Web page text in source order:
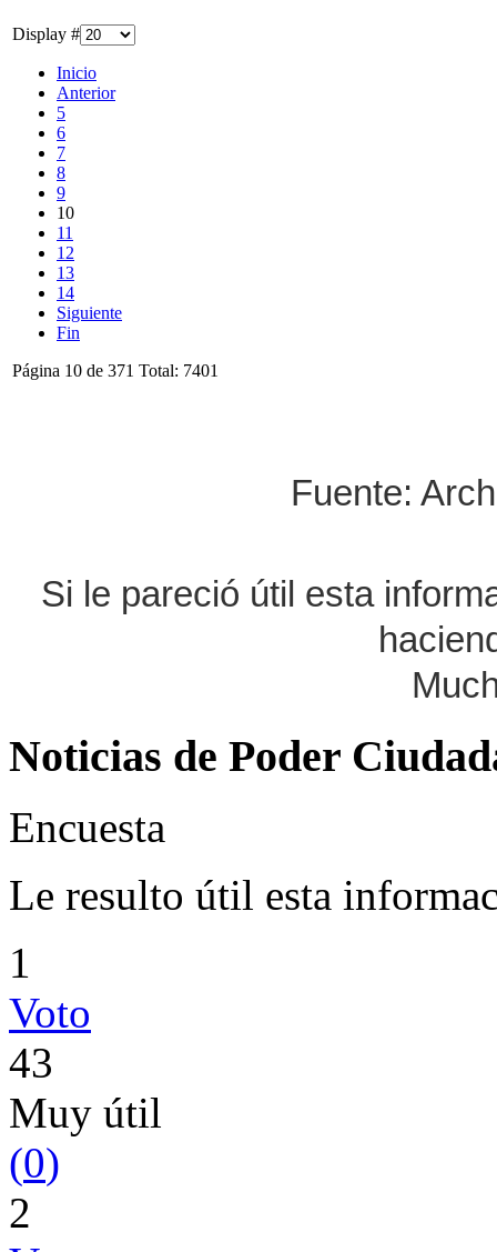
Display #
Inicio
Anterior
5
6
7
8
9
10
11
12
13
14
Siguiente
Fin
Página 10 de 371 Total: 7401
Fuente:
Si le pareció útil esta
Noticias de Poder
Encuesta
Le resulto útil esta
1
Voto
43
Muy útil
(0)
2